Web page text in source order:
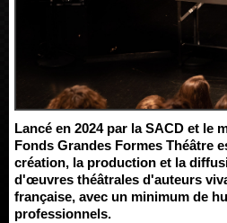
Lancé en 2024 par la SACD et le
Fonds Grandes Formes Théâtre
création, la production et la
d'œuvres théâtrales d'auteurs
française, avec un minimum de
professionnels.